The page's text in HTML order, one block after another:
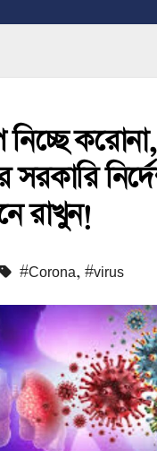
রাখুন!
#Corona, #virus